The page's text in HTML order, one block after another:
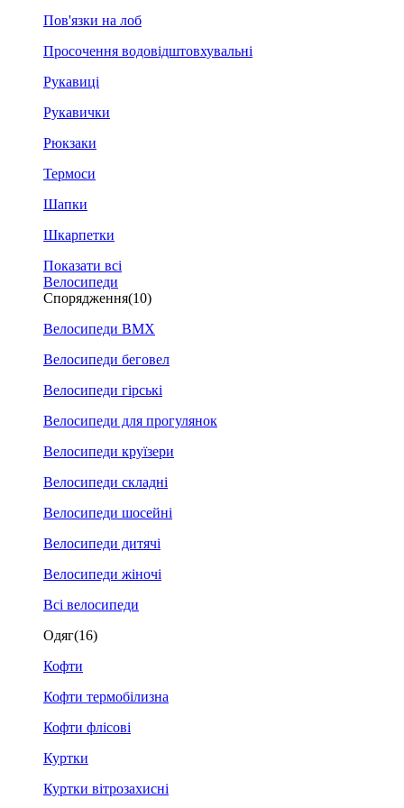
Пов'язки на лоб
Просочення водовідштовхувальні
Рукавиці
Рукавички
Рюкзаки
Термоси
Шапки
Шкарпетки
Показати всі
Велосипеди
Спорядження(10)
Велосипеди BMX
Велосипеди беговел
Велосипеди гірські
Велосипеди для прогулянок
Велосипеди круїзери
Велосипеди складні
Велосипеди шосейні
Велосипеди дитячі
Велосипеди жіночі
Всі велосипеди
Одяг(16)
Кофти
Кофти термобілизна
Кофти флісові
Куртки
Куртки вітрозахисні